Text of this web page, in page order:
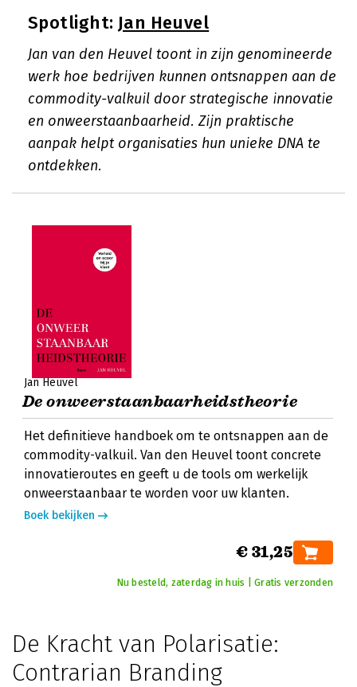
Spotlight: Jan Heuvel
Jan van den Heuvel toont in zijn genomineerde
werk hoe bedrijven kunnen ontsnappen aan de
commodity-valkuil door strategische innovatie
en onweerstaanbaarheid. Zijn praktische
aanpak helpt organisaties hun unieke DNA te
ontdekken.
Jan Heuvel
De onweerstaanbaarheidstheorie
Het definitieve handboek om te ontsnappen aan de
commodity-valkuil. Van den Heuvel toont concrete
innovatieroutes en geeft u de tools om werkelijk
onweerstaanbaar te worden voor uw klanten.
Boek bekijken
€ 31,25
Nu besteld, zaterdag in huis | Gratis verzonden
De Kracht van Polarisatie:
Contrarian Branding